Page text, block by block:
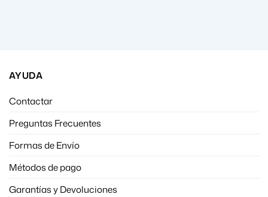
AYUDA
Contactar
Preguntas Frecuentes
Formas de Envío
Métodos de pago
Garantías y Devoluciones